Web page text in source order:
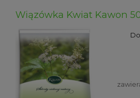
Wiązówka Kwiat Kawon